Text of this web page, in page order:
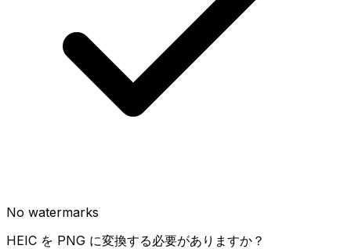
No watermarks
HEIC を PNG に変換する必要がありますか？